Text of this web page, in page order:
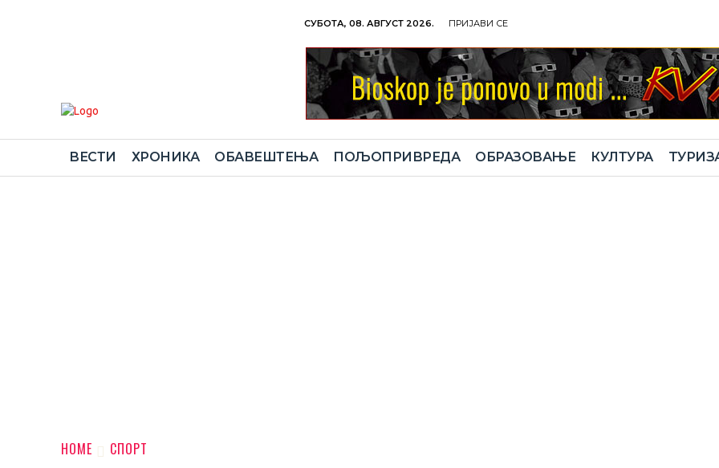
СУБОТА, 08. АВГУСТ 2026. ПРИЈАВИ СЕ
ВЕСТИ ХРОНИКА ОБАВЕШТЕЊА ПОЉОПРИВРЕДА ОБРАЗОВАЊЕ КУЛТУРА
HOME СПОРТ